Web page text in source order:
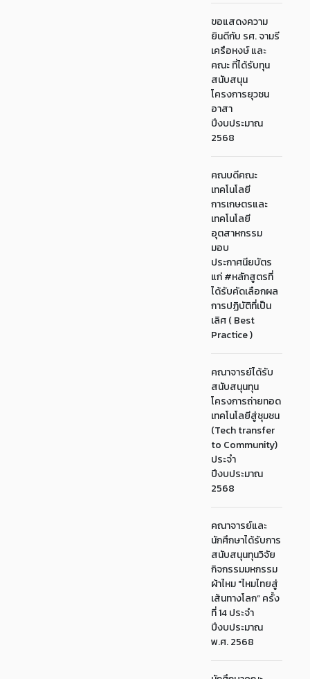
ขอแสดงความ
ยินดีกับ รศ. จามรี
เครือหงษ์ และ
คณะ ที่ได้รับทุน
สนับสนุน
โครงการยุวชน
อาสา
ปีงบประมาณ
2568
คณบดีคณะ
เทคโนโลยี
การเกษตรและ
เทคโนโลยี
อุตสาหกรรม
มอบ
ประกาศนียบัตร
แก่ #หลักสูตรที่
ได้รับคัดเลือกผล
การปฏิบัติที่เป็น
เลิศ ( Best
Practice )
คณาจารย์ได้รับ
สนับสนุนทุน
โครงการถ่ายทอด
เทคโนโลยีสู่ชุมชน
(Tech transfer
to Community)
ประจำ
ปีงบประมาณ
2568
คณาจารย์และ
นักศึกษาได้รับการ
สนับสนุนทุนวิจัย
กิจกรรมมหกรรม
ผ้าไหม "ไหมไทยสู่
เส้นทางโลก” ครั้ง
ที่ 14 ประจำ
ปีงบประมาณ
พ.ศ. 2568